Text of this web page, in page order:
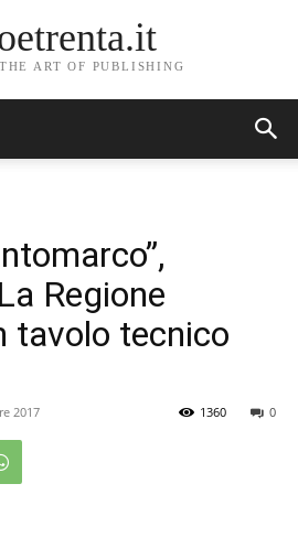
ART OF PUBLISHING
Regione
tavolo tecnico
2017 0
1360